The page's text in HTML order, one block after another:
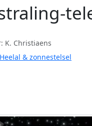
K. Christiaens
Heelal & zonnestelsel